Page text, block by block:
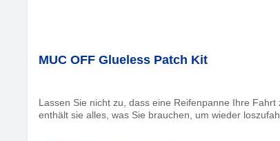
MUC OFF Glueless Patch Kit
Lassen Sie nicht zu, dass eine Reifenpanne Ihre
enthält sie alles, was Sie brauchen, um wieder